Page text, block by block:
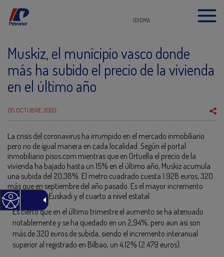
IDIOMA
Muskiz, el municipio vasco donde
más ha subido el precio de la vivienda
en el último año
05 OCTUBRE 2020
La crisis del coronavirus ha irrumpido en el mercado inmobiliario
pero no de igual manera en cada localidad. Según el portal
inmobiliario pisos.com mientras que en Ortuella el precio de la
vivienda ha bajado hasta un 15% en el último año, Muskiz acumula
una subida del 20,38%. El metro cuadrado cuesta 1.928 euros, 320
más que en septiembre del año pasado. Es el mayor incremento
registrado en Euskadi y el cuarto a nivel estatal.
Es cierto que en el último trimestre el aumento se ha atenuado
notablemente y se ha quedado en un 2,94%, pero aun así son
más de 320 euros de subida, siendo el incremento interanual
superior al registrado en Bilbao, un 4,12% (2.479 euros).